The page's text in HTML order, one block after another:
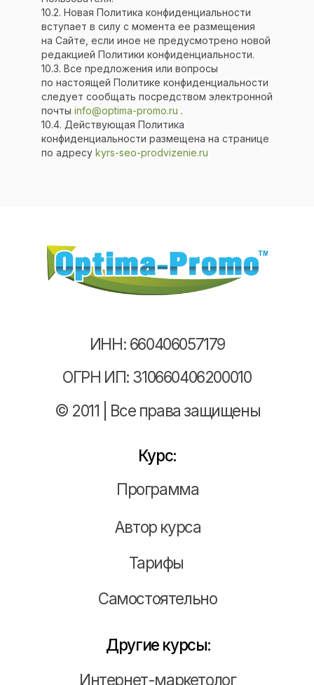
10.2. Новая Политика конфиденциальности
вступает в силу с момента ее размещения
на Сайте, если иное не предусмотрено новой
редакцией Политики конфиденциальности.
10.3. Все предложения или вопросы
по настоящей Политике конфиденциальности
следует сообщать посредством электронной
почты info@optima-promo.ru .
10.4. Действующая Политика
конфиденциальности размещена на странице
по адресу kyrs-seo-prodvizenie.ru